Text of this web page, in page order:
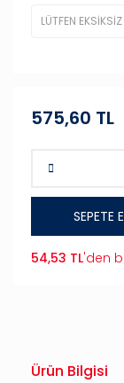
575,60 TL
SEPETE
54,53 TL'den
Ürün Bilgisi